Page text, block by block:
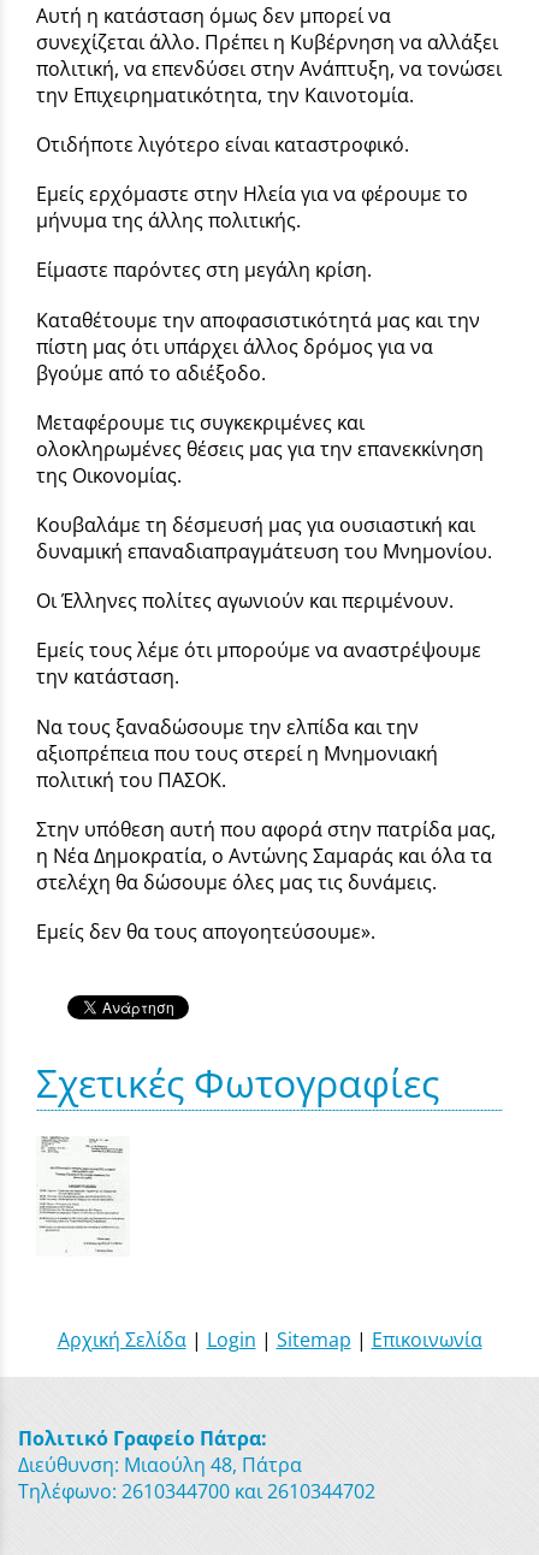
Αυτή η κατάσταση όμως δεν μπορεί να
συνεχίζεται άλλο. Πρέπει η Κυβέρνηση να αλλάξει
πολιτική, να επενδύσει στην Ανάπτυξη, να τονώσει
την Επιχειρηματικότητα, την Καινοτομία.
Οτιδήποτε λιγότερο είναι καταστροφικό.
Εμείς ερχόμαστε στην Ηλεία για να φέρουμε το
μήνυμα της άλλης πολιτικής.
Είμαστε παρόντες στη μεγάλη κρίση.
Καταθέτουμε την αποφασιστικότητά μας και την
πίστη μας ότι υπάρχει άλλος δρόμος για να
βγούμε από το αδιέξοδο.
Μεταφέρουμε τις συγκεκριμένες και
ολοκληρωμένες θέσεις μας για την επανεκκίνηση
της Οικονομίας.
Κουβαλάμε τη δέσμευσή μας για ουσιαστική και
δυναμική επαναδιαπραγμάτευση του Μνημονίου.
Οι Έλληνες πολίτες αγωνιούν και περιμένουν.
Εμείς τους λέμε ότι μπορούμε να αναστρέψουμε
την κατάσταση.
Να τους ξαναδώσουμε την ελπίδα και την
αξιοπρέπεια που τους στερεί η Μνημονιακή
πολιτική του ΠΑΣΟΚ.
Στην υπόθεση αυτή που αφορά στην πατρίδα μας,
η Νέα Δημοκρατία, ο Αντώνης Σαμαράς και όλα τα
στελέχη θα δώσουμε όλες μας τις δυνάμεις.
Εμείς δεν θα τους απογοητεύσουμε».
Σχετικές Φωτογραφίες
Αρχική Σελίδα| Login | Sitemap | Επικοινωνία
Πολιτικό Γραφείο Πάτρα:
Διεύθυνση: Μιαούλη 48, Πάτρα
Τηλέφωνο: 2610344700 και 2610344702